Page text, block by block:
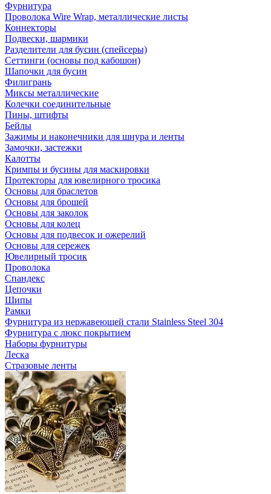
Фурнитура
Проволока Wire Wrap, металлические листы
Коннекторы
Подвески, шармики
Разделители для бусин (спейсеры)
Сеттинги (основы под кабошон)
Шапочки для бусин
Филигрань
Миксы металлические
Колечки соединительные
Пины, штифты
Бейлы
Зажимы и наконечники для шнура и ленты
Замочки, застежки
Калотты
Кримпы и бусины для маскировки
Протекторы для ювелирного тросика
Основы для браслетов
Основы для брошей
Основы для заколок
Основы для колец
Основы для подвесок и ожерелий
Основы для сережек
Ювелирный тросик
Проволока
Спандекс
Цепочки
Шипы
Рамки
Фурнитура из нержавеющей стали Stainless Steel 304
Фурнитура с люкс покрытием
Наборы фурнитуры
Леска
Стразовые ленты